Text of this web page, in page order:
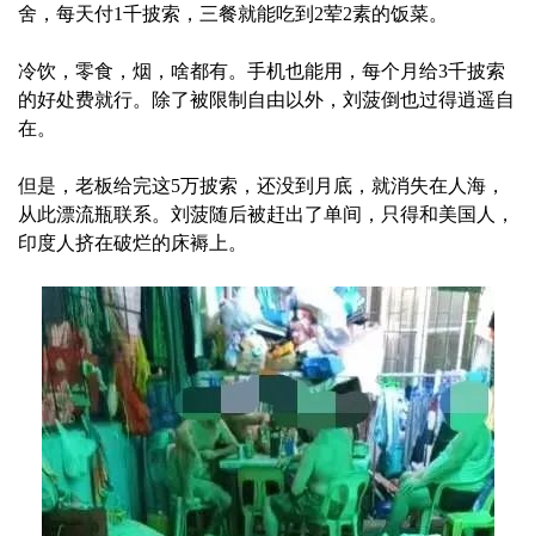
舍，每天付1千披索，三餐就能吃到2荤2素的饭菜。
冷饮，零食，烟，啥都有。手机也能用，每个月给3千披索
的好处费就行。除了被限制自由以外，刘菠倒也过得逍遥自
在。
但是，老板给完这5万披索，还没到月底，就消失在人海，
从此漂流瓶联系。刘菠随后被赶出了单间，只得和美国人，
印度人挤在破烂的床褥上。